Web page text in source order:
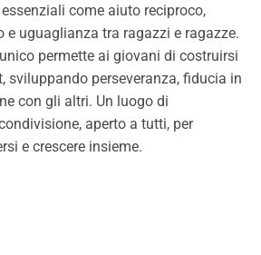
come aiuto reciproco,
e uguaglianza tra ragazzi e ragazze.
permette ai giovani di costruirsi
sviluppando perseveranza, fiducia in
con gli altri. Un luogo di
aperto a tutti, per
e crescere insieme.